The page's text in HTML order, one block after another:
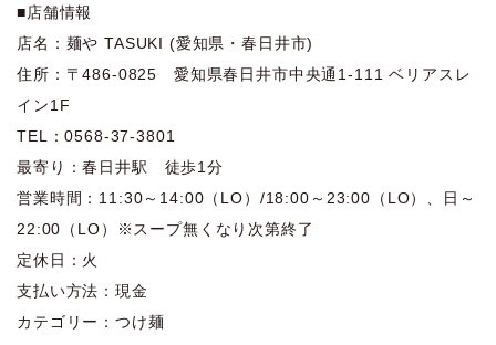
■店舗情報
店名：麺や TASUKI (愛知県・春日井市)
住所：〒486-0825 愛知県春日井市中央通1-111 ベリアスレ
イン1F
TEL：0568-37-3801
最寄り：春日井駅 徒歩1分
営業時間：11:30～14:00（LO）/18:00～23:00（LO）、日～
22:00（LO）※スープ無くなり次第終了
定休日：火
支払い方法：現金
カテゴリー：つけ麺